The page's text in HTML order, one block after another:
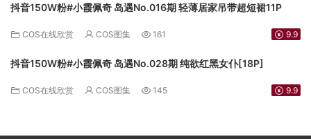
抖音150W粉#小霞佩奇 岛遇No.016期 轻薄居家吊带超短裙11P
COS在线欣赏 COS图集 161 9.9
抖音150W粉#小霞佩奇 岛遇No.028期 纯欲红黑女仆[18P]
COS在线欣赏 COS图集 145 9.9